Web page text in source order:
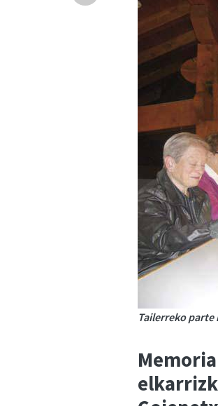
Tailerreko parte